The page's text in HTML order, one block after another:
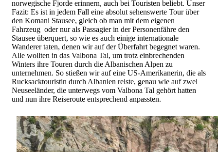
norwegische Fjorde erinnern, auch bei Touristen beliebt. Unser
Fazit: Es ist in jedem Fall eine absolut sehenswerte Tour über
den Komani Stausee, gleich ob man mit dem eigenen
Fahrzeug oder nur als Passagier in der Personenfähre den
Stausee überquert, so wie es auch einige internationale
Wanderer taten, denen wir auf der Überfahrt begegnet waren.
Alle wollten in das Valbona Tal, um trotz einbrechenden
Winters ihre Touren durch die Albanischen Alpen zu
unternehmen. So stießen wir auf eine US-Amerikanerin, die als
Rucksacktouristin durch Albanien reiste, genau wie auf zwei
Neuseeländer, die unterwegs vom Valbona Tal gehört hatten
und nun ihre Reiseroute entsprechend anpassten.